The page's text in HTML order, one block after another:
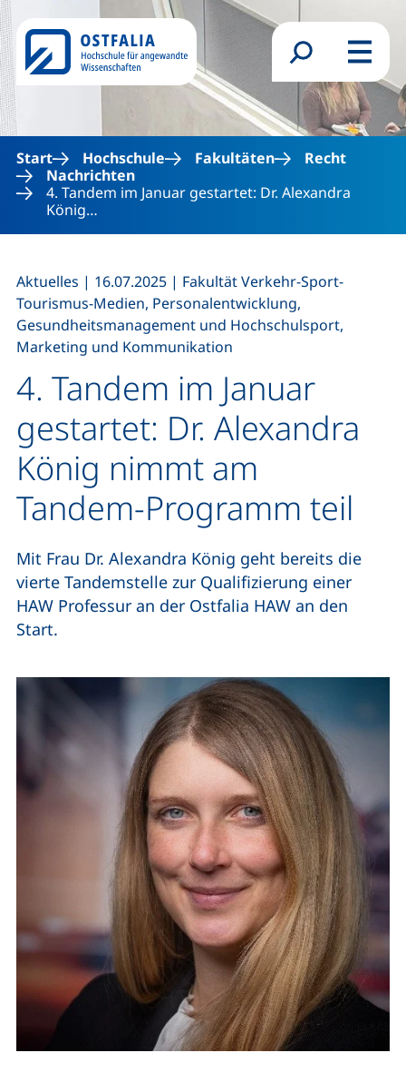
Direkt zum Inhalt
Suchformular
Menü
Start Hochschule Fakultäten
Recht
Nachrichten
4. Tandem im Januar gestartet: Dr. Alexandra
König…
4. Tandem im Januar
gestartet: Dr. Alexandra
König nimmt am
Tandem-Programm teil
Aktuelles | 16.07.2025 | Fakultät Verkehr-Sport-
Tourismus-Medien, Personalentwicklung,
Gesundheitsmanagement und Hochschulsport,
Marketing und Kommunikation
Mit Frau Dr. Alexandra König geht bereits die
vierte Tandemstelle zur Qualifizierung einer
HAW Professur an der Ostfalia HAW an den
Start.